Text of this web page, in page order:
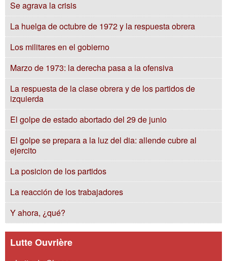
Se agrava la crisis
La huelga de octubre de 1972 y la respuesta obrera
Los militares en el gobierno
Marzo de 1973: la derecha pasa a la ofensiva
La respuesta de la clase obrera y de los partidos de
izquierda
El golpe de estado abortado del 29 de junio
El golpe se prepara a la luz del dia: allende cubre al
ejercito
La posicion de los partidos
La reacción de los trabajadores
Y ahora, ¿qué?
Lutte Ouvrière